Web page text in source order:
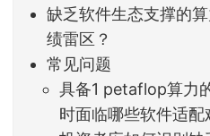
缺乏软件生态支撑的
绩雷区？
常见问题
具备1 petaflop算力
时面临哪些软件适配